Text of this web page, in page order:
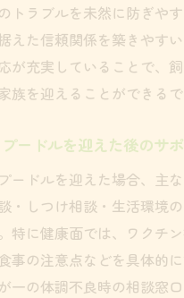
トラブルを未然に防ぎや
えた信頼関係を築きやすい
が充実していることで、
族を迎えることができるで
ードルを迎えた後のサ
ードルを迎えた場合、主
・しつけ相談・生活環境
特に健康面では、ワクチ
事の注意点などを具体的
一の体調不良時の相談窓